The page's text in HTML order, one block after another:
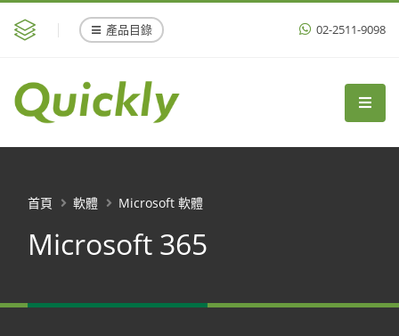
產品目錄 02-2511-9098
Microsoft 365
首頁 軟體 Microsoft 軟體